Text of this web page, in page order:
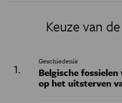
Keuze van
Geschiedenis
Belgische
op het uitsterven